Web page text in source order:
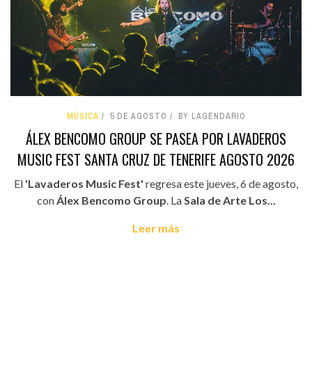
MÚSICA 5 DE AGOSTO BY LAGENDARIO
ÁLEX BENCOMO GROUP SE PASEA POR LAVADEROS
MUSIC FEST SANTA CRUZ DE TENERIFE AGOSTO 2026
El 'Lavaderos Music Fest' regresa este jueves, 6 de agosto,
conÁlex Bencomo Group. LaSala de Arte Los...
Leer más